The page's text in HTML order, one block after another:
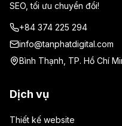
SEO, tối ưu chuyển đổi!
+84 374 225 294
info@tanphatdigital.com
Bình Thạnh, TP. Hồ Chí
Dịch vụ
Thiết kế website